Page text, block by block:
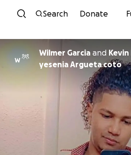
Skip to
Search Donate
W
Wilmer Garcia and Kevin
yesenia Argueta coto